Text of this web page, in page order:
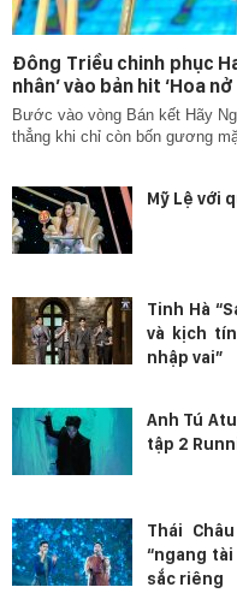
Đông Triều chinh phục
nhân’ vào bản hit ‘Hoa
Bước vào vòng Bán kết Hãy
thẳng khi chỉ còn bốn gương
Mỹ Lệ với
Tinh Hà
và kịch
nhập vai”
Anh Tú
tập 2
Thái
“ngang
sắc riêng